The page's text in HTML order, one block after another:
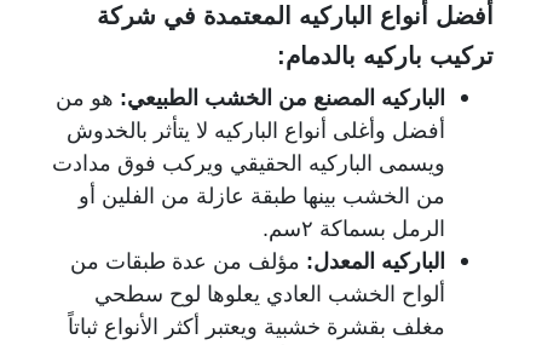
أفضل أنواع الباركيه المعتمدة في شركة
تركيب باركيه بالدمام:
الباركيه المصنع من الخشب الطبيعي: هو من
أفضل وأغلى أنواع الباركيه لا يتأثر بالخدوش
ويسمى الباركيه الحقيقي ويركب فوق مدادت
من الخشب بينها طبقة عازلة من الفلين أو
الرمل بسماكة ٢سم.
الباركيه المعدل: مؤلف من عدة طبقات من
ألواح الخشب العادي يعلوها لوح سطحي
مغلف بقشرة خشبية ويعتبر أكثر الأنواع ثباتاً